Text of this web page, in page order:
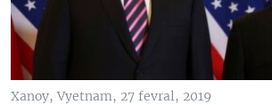
VIDEO
XABARLAR SURATLARDA
ODNOKLASSNIKI
TELEGRAM
TWITTER
Xanoy, Vyetnam, 27 fevral, 2019